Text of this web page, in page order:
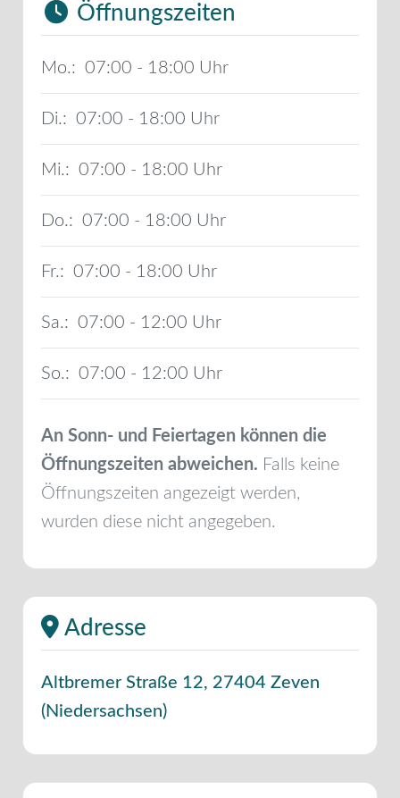
Öffnungszeiten
Mo.: 07:00 - 18:00
Di.: 07:00 - 18:00
Mi.: 07:00 - 18:00
Do.: 07:00 - 18:00
Fr.: 07:00 - 18:00
Sa.: 07:00 - 12:00
So.: 07:00 - 12:00
An Sonn- und Feiertagen können die
Öffnungszeiten abweichen. Falls keine
Öffnungszeiten angezeigt werden,
wurden diese nicht angegeben.
Adresse
Altbremer Straße 12, 27404 Zeven
(Niedersachsen)